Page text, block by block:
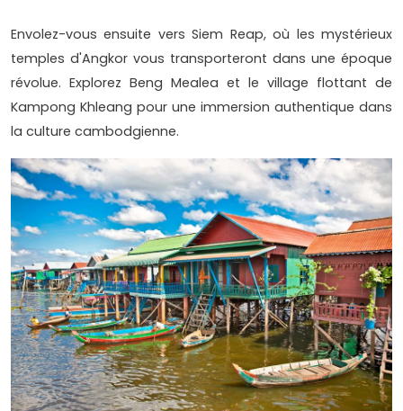
Envolez-vous ensuite vers Siem Reap, où les mystérieux
temples d'Angkor vous transporteront dans une époque
révolue. Explorez Beng Mealea et le village flottant de
Kampong Khleang pour une immersion authentique dans
la culture cambodgienne.